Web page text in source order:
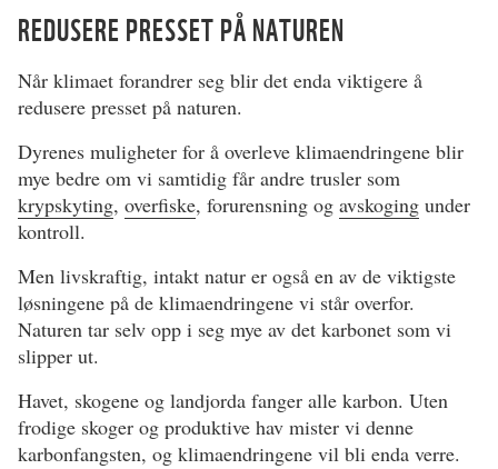
REDUSERE PRESSET PÅ NATUREN
Når klimaet forandrer seg blir det enda viktigere å
redusere presset på naturen.
Dyrenes muligheter for å overleve klimaendringene blir
mye bedre om vi samtidig får andre trusler som
krypskyting, overfiske, forurensning og avskoging under
kontroll.
Men livskraftig, intakt natur er også en av de viktigste
løsningene på de klimaendringene vi står overfor.
Naturen tar selv opp i seg mye av det karbonet som vi
slipper ut.
Havet, skogene og landjorda fanger alle karbon. Uten
frodige skoger og produktive hav mister vi denne
karbonfangsten, og klimaendringene vil bli enda verre.